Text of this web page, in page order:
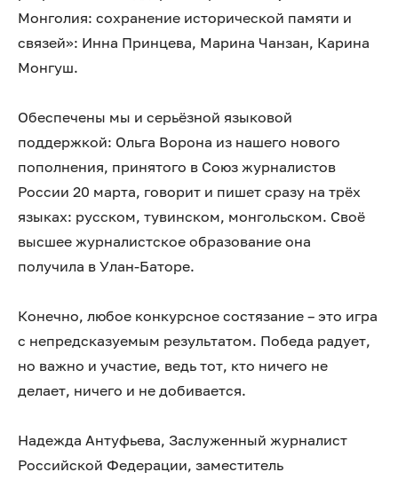
Монголия: сохранение исторической памяти и
связей»: Инна Принцева, Марина Чанзан, Карина
Монгуш.
Обеспечены мы и серьёзной языковой
поддержкой: Ольга Ворона из нашего нового
пополнения, принятого в Союз журналистов
России 20 марта, говорит и пишет сразу на трёх
языках: русском, тувинском, монгольском. Своё
высшее журналистское образование она
получила в Улан-Баторе.
Конечно, любое конкурсное состязание – это игра
с непредсказуемым результатом. Победа радует,
но важно и участие, ведь тот, кто ничего не
делает, ничего и не добивается.
Надежда Антуфьева, Заслуженный журналист
Российской Федерации, заместитель